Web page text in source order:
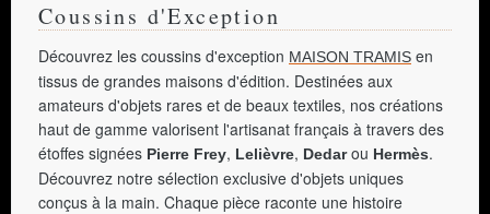
Coussins d'Exception
Découvrez les coussins d'exception MAISON TRAMIS en
tissus de grandes maisons d'édition. Destinées aux
amateurs d'objets rares et de beaux textiles, nos créations
haut de gamme valorisent l'artisanat français à travers des
étoffes signées Pierre Frey, Lelièvre, Dedarou Hermès.
Découvrez notre sélection exclusive d'objets uniques
conçus à la main. Chaque pièce raconte une histoire